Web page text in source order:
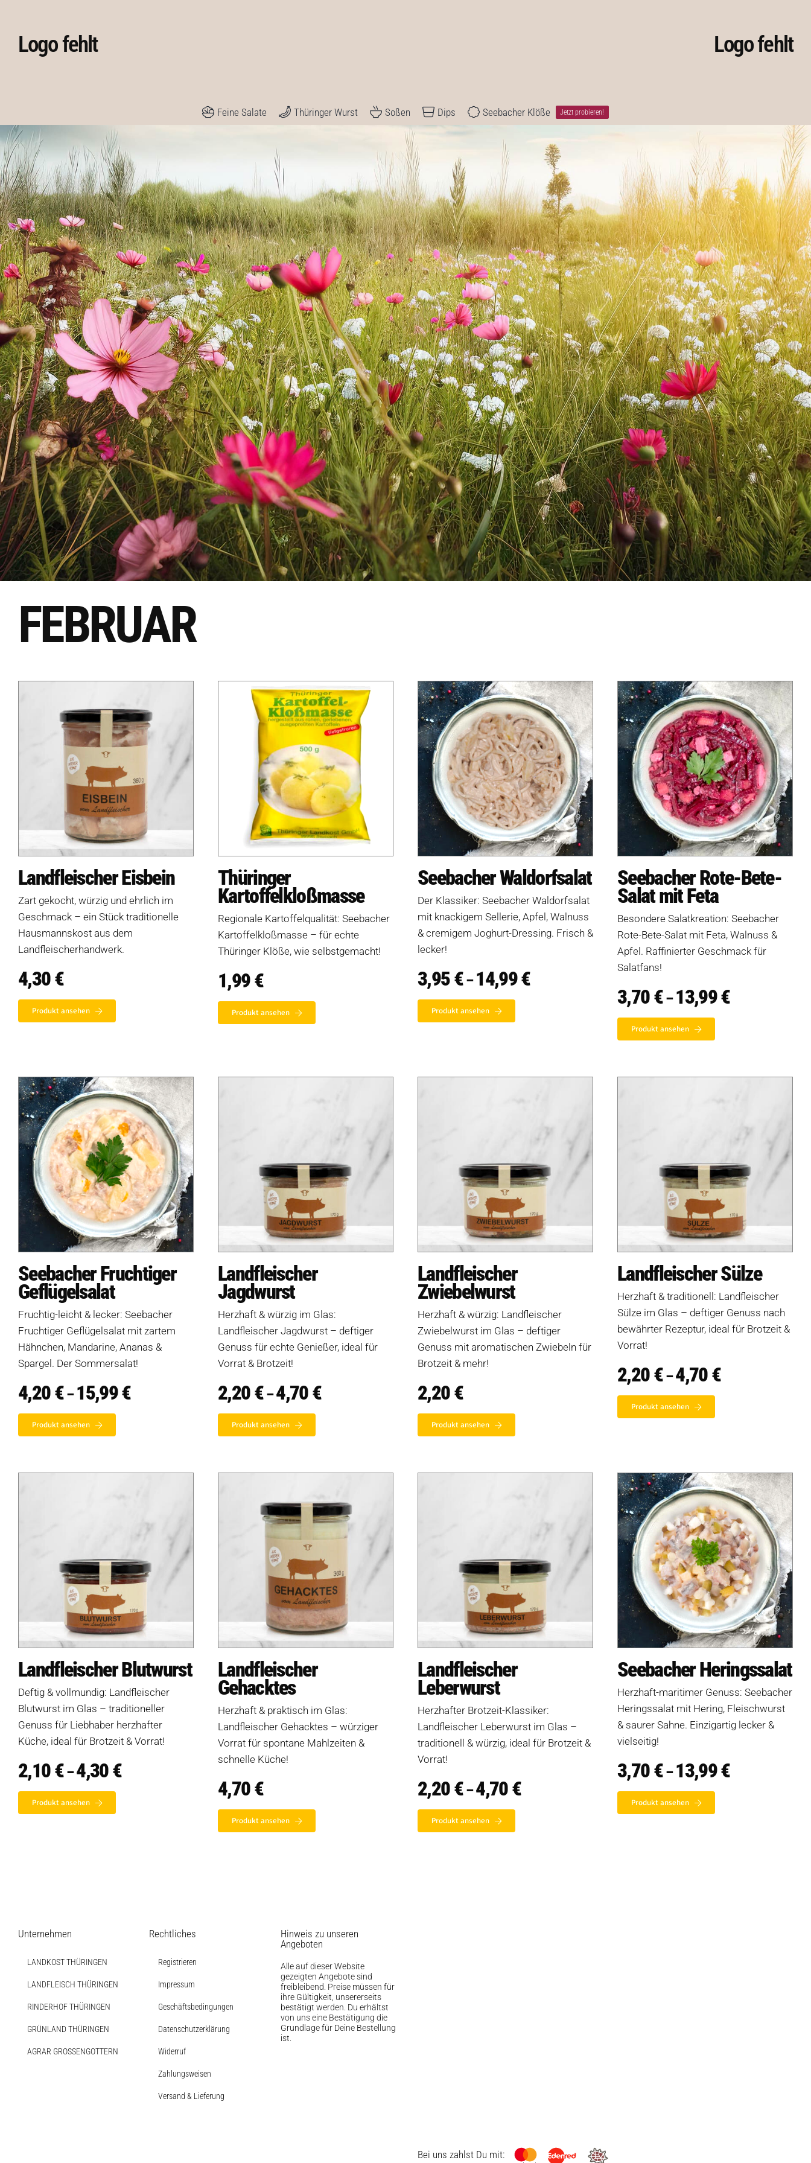
contentLogo fehlt Logo fehlt
Feine Salate Thüringer Wurst Soßen Dips Seebacher Klöße Jetzt probieren!
FEBRUAR
Landfleischer Eisbein
Zart gekocht, würzig und ehrlich im
Geschmack – ein Stück traditionelle
Hausmannskost aus dem
Landfleischerhandwerk.
4,30€
Produkt ansehen
Thüringer
Kartoffelkloßmasse
Regionale Kartoffelqualität: Seebacher
Kartoffelkloßmasse – für echte
Thüringer Klöße, wie selbstgemacht!
1,99€
Produkt ansehen
Seebacher Waldorfsalat
Der Klassiker: Seebacher Waldorfsalat
mit knackigem Sellerie, Apfel, Walnuss
& cremigem Joghurt-Dressing. Frisch &
lecker!
3,95€ –14,99€Preisspanne:
3,95 €
Produkt ansehen
Seebacher Rote-Bete-
Salat mit Feta
Besondere Salatkreation: Seebacher
Rote-Bete-Salat mit Feta, Walnuss &
Apfel. Raffinierter Geschmack für
Salatfans!
3,70€ –13,99€Preisspanne:
3,70 €
Produkt ansehen
Seebacher Fruchtiger
Geflügelsalat
Fruchtig-leicht & lecker: Seebacher
Fruchtiger Geflügelsalat mit zartem
Hähnchen, Mandarine, Ananas &
Spargel. Der Sommersalat!
4,20€ –15,99€Preisspanne:
4,20 €
Produkt ansehen
Landfleischer
Jagdwurst
Herzhaft & würzig im Glas:
Landfleischer Jagdwurst – deftiger
Genuss für echte Genießer, ideal für
Vorrat & Brotzeit!
2,20€ –4,70€Preisspanne:
2,20 €
Produkt ansehen
Landfleischer
Zwiebelwurst
Herzhaft & würzig: Landfleischer
Zwiebelwurst im Glas – deftiger
Genuss mit aromatischen Zwiebeln für
Brotzeit & mehr!
2,20€
Produkt ansehen
Landfleischer Sülze
Herzhaft & traditionell: Landfleischer
Sülze im Glas – deftiger Genuss nach
bewährter Rezeptur, ideal für Brotzeit &
Vorrat!
2,20€ –4,70€Preisspanne:
2,20 €
Produkt ansehen
Landfleischer Blutwurst
Deftig & vollmundig: Landfleischer
Blutwurst im Glas – traditioneller
Genuss für Liebhaber herzhafter
Küche, ideal für Brotzeit & Vorrat!
2,10€ –4,30€Preisspanne:
2,10 €
Produkt ansehen
Landfleischer
Gehacktes
Herzhaft & praktisch im Glas:
Landfleischer Gehacktes – würziger
Vorrat für spontane Mahlzeiten &
schnelle Küche!
4,70€
Produkt ansehen
Landfleischer
Leberwurst
Herzhafter Brotzeit-Klassiker:
Landfleischer Leberwurst im Glas –
traditionell & würzig, ideal für Brotzeit &
Vorrat!
2,20€ –4,70€Preisspanne:
2,20 €
Produkt ansehen
Seebacher Heringssalat
Herzhaft-maritimer Genuss: Seebacher
Heringssalat mit Hering, Fleischwurst
& saurer Sahne. Einzigartig lecker &
vielseitig!
3,70€ –13,99€Preisspanne:
3,70 €
Produkt ansehen
Unternehmen
LANDKOST THÜRINGEN
LANDFLEISCH THÜRINGEN
RINDERHOF THÜRINGEN
GRÜNLAND THÜRINGEN
AGRAR GROSSENGOTTERN
Rechtliches
Registrieren
Impressum
Geschäftsbedingungen
Datenschutzerklärung
Widerruf
Zahlungsweisen
Versand & Lieferung
Hinweis zu unseren
Angeboten
Alle auf dieser Website
gezeigten Angebote sind
freibleibend. Preise müssen für
ihre Gültigkeit, unsererseits
bestätigt werden. Du erhältst
von uns eine Bestätigung die
Grundlage für Deine Bestellung
ist.
Bei uns zahlst Du mit:
Auf dieser Seite
Produkte
Produkt-Übersicht Jetzt vorbestellen
Produkte nach Allergenen
Produkte nach Saison
Weiteres